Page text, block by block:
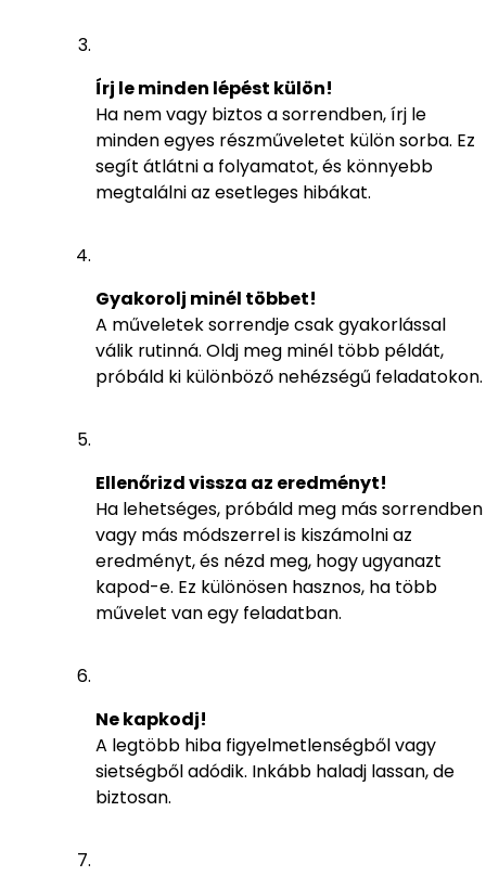
Írj le minden lépést külön!
Ha nem vagy biztos a sorrendben, írj le
minden egyes részműveletet külön sorba. Ez
segít átlátni a folyamatot, és könnyebb
megtalálni az esetleges hibákat.
Gyakorolj minél többet!
A műveletek sorrendje csak gyakorlással
válik rutinná. Oldj meg minél több példát,
próbáld ki különböző nehézségű feladatokon.
Ellenőrizd vissza az eredményt!
Ha lehetséges, próbáld meg más sorrendben
vagy más módszerrel is kiszámolni az
eredményt, és nézd meg, hogy ugyanazt
kapod-e. Ez különösen hasznos, ha több
művelet van egy feladatban.
Ne kapkodj!
A legtöbb hiba figyelmetlenségből vagy
sietségből adódik. Inkább haladj lassan, de
biztosan.